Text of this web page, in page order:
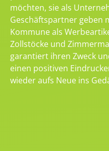
möchten, sie als
Geschäftspartner geben
Kommune als
Zollstöcke und
garantiert ihren Zweck
einen positiven
wieder aufs Neue ins